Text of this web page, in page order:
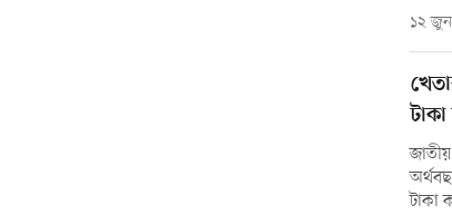
১২
টাকা